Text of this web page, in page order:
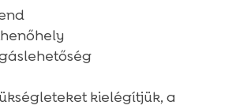
kielégítjük, a